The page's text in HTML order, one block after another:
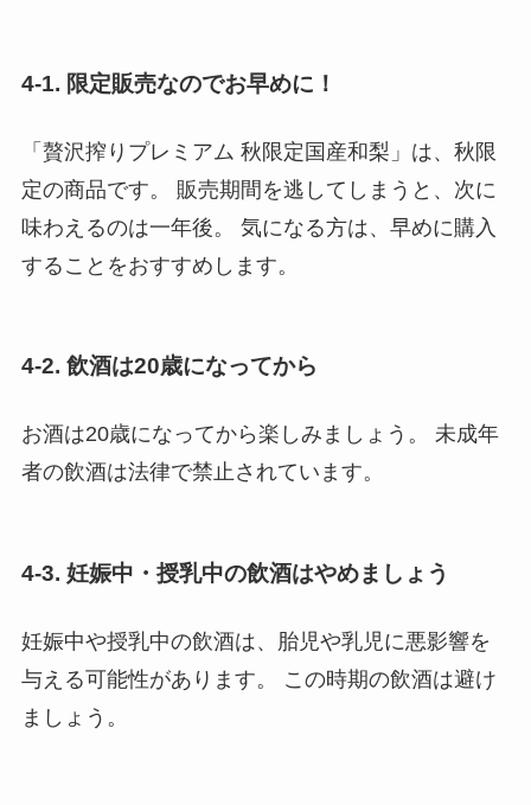
4-1. 限定販売なのでお早めに！
「贅沢搾りプレミアム 秋限定国産和梨」は、秋限
定の商品です。 販売期間を逃してしまうと、次に
味わえるのは一年後。 気になる方は、早めに購入
することをおすすめします。
4-2. 飲酒は20歳になってから
お酒は20歳になってから楽しみましょう。 未成年
者の飲酒は法律で禁止されています。
4-3. 妊娠中・授乳中の飲酒はやめましょう
妊娠中や授乳中の飲酒は、胎児や乳児に悪影響を
与える可能性があります。 この時期の飲酒は避け
ましょう。